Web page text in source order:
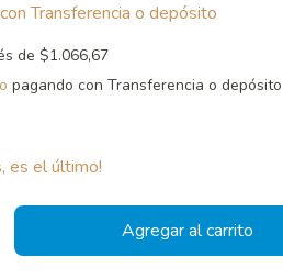
con Transferencia o depósito
de $1.066,67
pagando con Transferencia o depósito
es el último!